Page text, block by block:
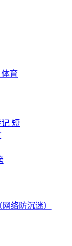
体育
记 短
络防沉迷）